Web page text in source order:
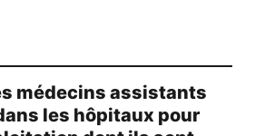
médecins assistants
les hôpitaux pour